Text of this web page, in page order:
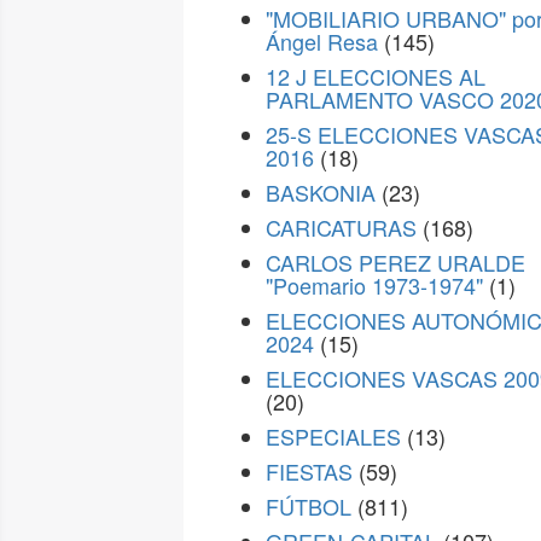
"MOBILIARIO URBANO"
Ángel Resa (145)
12 J ELECCIONES AL
PARLAMENTO VASCO
25-S ELECCIONES
2016 (18)
BASKONIA (23)
CARICATURAS (168)
CARLOS PEREZ URALDE
"Poemario 1973-1974" (1)
ELECCIONES
2024 (15)
ELECCIONES VASCAS
(20)
ESPECIALES (13)
FIESTAS (59)
FÚTBOL (811)